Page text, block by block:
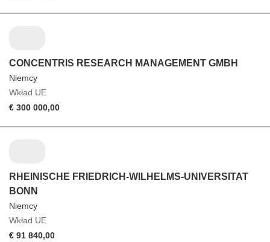
CONCENTRIS RESEARCH MANAGEMENT GMBH
Niemcy
Wkład UE
€ 300 000,00
RHEINISCHE FRIEDRICH-WILHELMS-UNIVERSITAT
BONN
Niemcy
Wkład UE
€ 91 840,00